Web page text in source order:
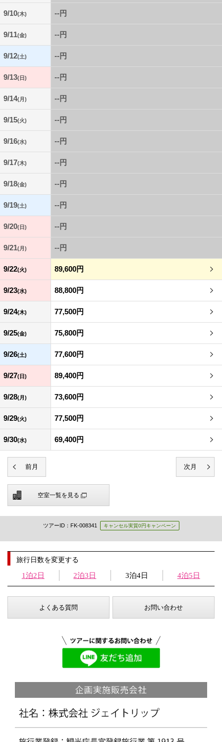
9/10(木) --円
9/11(金) --円
9/12(土) --円
9/13(日) --円
9/14(月) --円
9/15(火) --円
9/16(水) --円
9/17(木) --円
9/18(金) --円
9/19(土) --円
9/20(日) --円
9/21(月) --円
9/22(火) 89,600円
9/23(水) 88,800円
9/24(木) 77,500円
9/25(金) 75,800円
9/26(土) 77,600円
9/27(日) 89,400円
9/28(月) 73,600円
9/29(火) 77,500円
9/30(水) 69,400円
空室一覧を見る
ツアーID：FK-008341 キャンセル実質0円キャンペーン
旅行日数を変更する
1泊2日 2泊3日 3泊4日 4泊5日
よくある質問 お問い合わせ